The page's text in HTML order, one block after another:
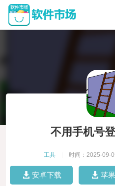
不用手机号
工具 时间：2025-09-
安卓下载 苹